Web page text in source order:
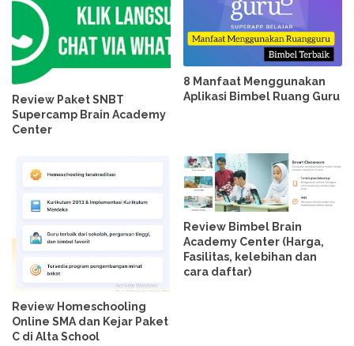
Review Paket SNBT
Supercamp Brain Academy
Center
8 Manfaat Menggunakan
Aplikasi Bimbel Ruang Guru
Review Homeschooling
Online SMA dan Kejar Paket
C di Alta School
Review Bimbel Brain
Academy Center (Harga,
Fasilitas, kelebihan dan
cara daftar)